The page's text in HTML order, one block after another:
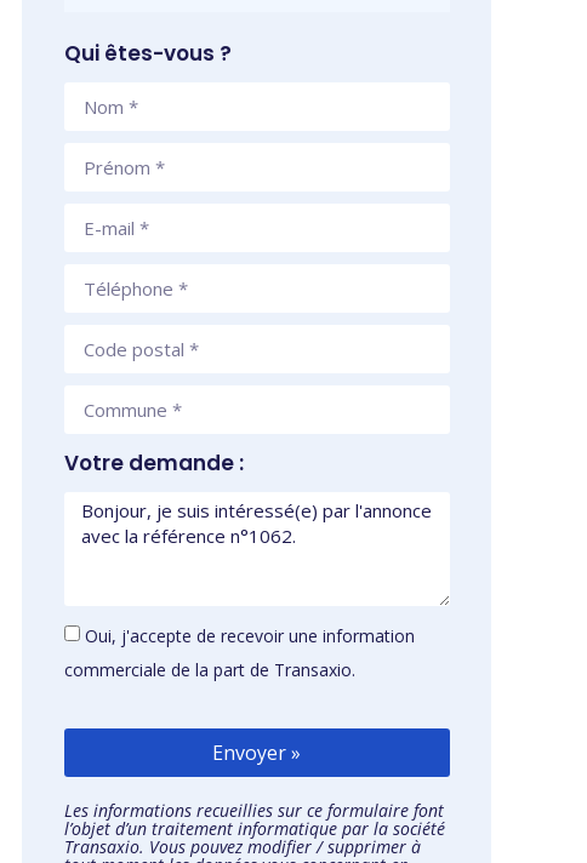
Qui êtes-vous ?
Votre demande :
Oui, j'accepte de recevoir une information
commerciale de la part de Transaxio.
Envoyer »
Les informations recueillies sur ce formulaire font
l’objet d’un traitement informatique par la société
Transaxio. Vous pouvez modifier / supprimer à